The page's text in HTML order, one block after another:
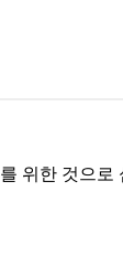
위한 것으로